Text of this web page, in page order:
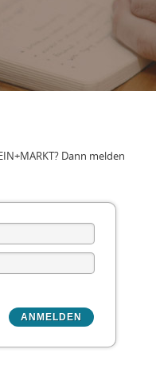
Dann melden